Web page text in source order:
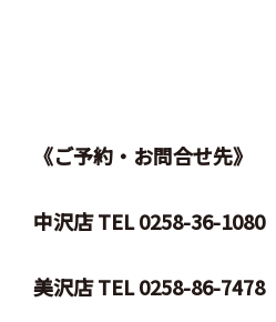
《ご予約・お問合せ先》
中沢店 TEL 0258-36-1080
美沢店 TEL 0258-86-7478